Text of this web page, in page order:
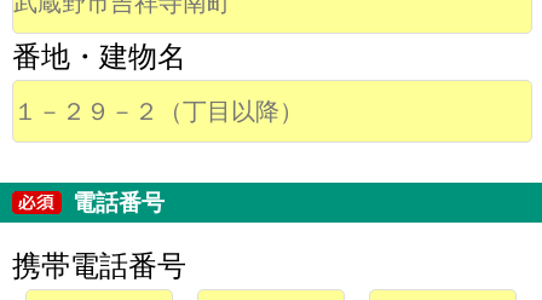
番地・建物名
電話番号
携帯電話番号